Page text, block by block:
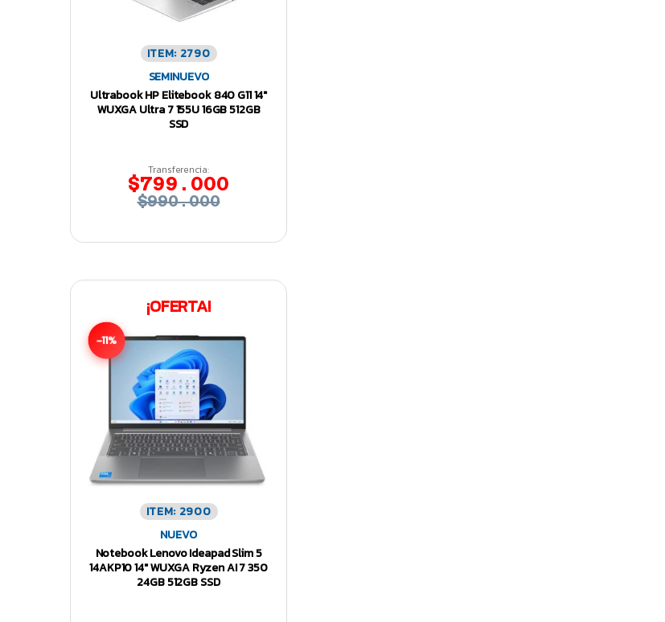
ITEM: 2790
SEMINUEVO
Ultrabook HP Elitebook 840 G11 14″
WUXGA Ultra 7 155U 16GB 512GB
SSD
Transferencia:
$799.000
$990.000
¡OFERTA!
-11%
ITEM: 2900
NUEVO
Notebook Lenovo Ideapad Slim 5
14AKP10 14″ WUXGA Ryzen AI 7 350
24GB 512GB SSD